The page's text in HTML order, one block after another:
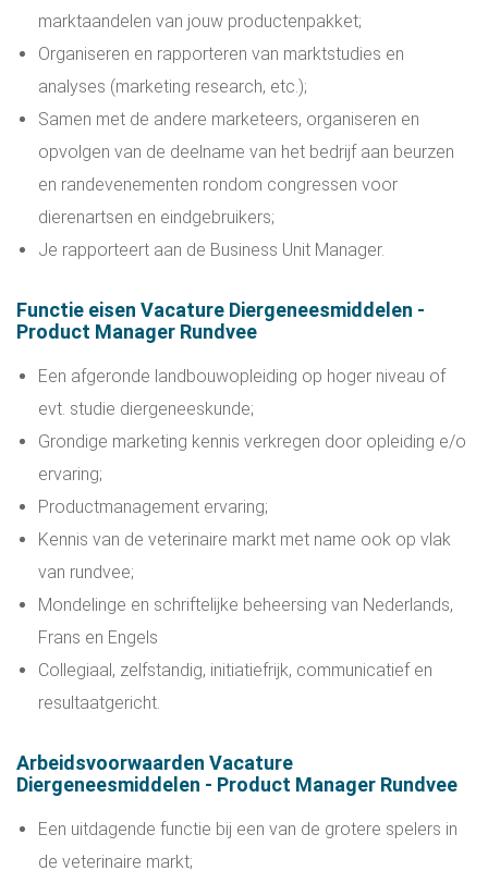
marktaandelen van jouw productenpakket;
Organiseren en rapporteren van marktstudies en
analyses (marketing research, etc.);
Samen met de andere marketeers, organiseren en
opvolgen van de deelname van het bedrijf aan beurzen
en randevenementen rondom congressen voor
dierenartsen en eindgebruikers;
Je rapporteert aan de Business Unit Manager.
Functie eisen Vacature Diergeneesmiddelen -
Product Manager Rundvee
Een afgeronde landbouwopleiding op hoger niveau of
evt. studie diergeneeskunde;
Grondige marketing kennis verkregen door opleiding e/o
ervaring;
Productmanagement ervaring;
Kennis van de veterinaire markt met name ook op vlak
van rundvee;
Mondelinge en schriftelijke beheersing van Nederlands,
Frans en Engels
Collegiaal, zelfstandig, initiatiefrijk, communicatief en
resultaatgericht.
Arbeidsvoorwaarden Vacature
Diergeneesmiddelen - Product Manager Rundvee
Een uitdagende functie bij een van de grotere spelers in
de veterinaire markt;